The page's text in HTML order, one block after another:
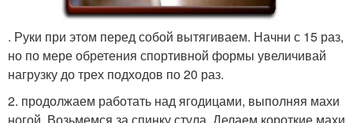
. Руки при этом перед собой вытягиваем. Начни с 15 раз,
но по мере обретения спортивной формы увеличивай
нагрузку до трех подходов по 20 раз.
2. продолжаем работать над ягодицами, выполняя махи
ногой. Возьмемся за спинку стула. Делаем короткие махи